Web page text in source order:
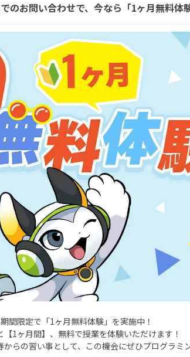
のお問い合わせで、今なら「1ヶ月無料体
間限定で「1ヶ月無料体験」を実施中！
1ヶ月間】、無料で授業を体験いただけます！
らの習い事として、この機会にぜひプログラミ